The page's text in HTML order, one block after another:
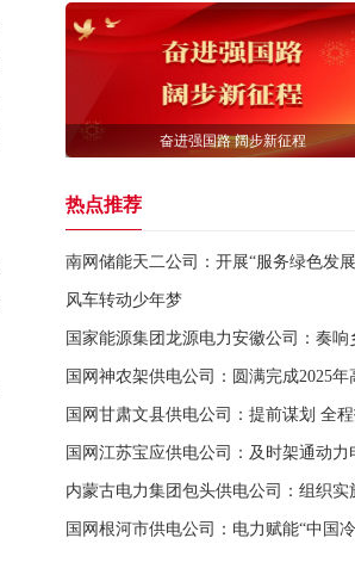
奋进强国路 阔步新征程
热点推荐
南网储能天二公司：开展“服务绿色发
风车转动少年梦
国家能源集团龙源电力安徽公司：奏响
国网神农架供电公司：圆满完成2025年
国网甘肃文县供电公司：提前谋划 全程
国网江苏宝应供电公司：及时架通动力
内蒙古电力集团包头供电公司：组织实
国网根河市供电公司：电力赋能“中国